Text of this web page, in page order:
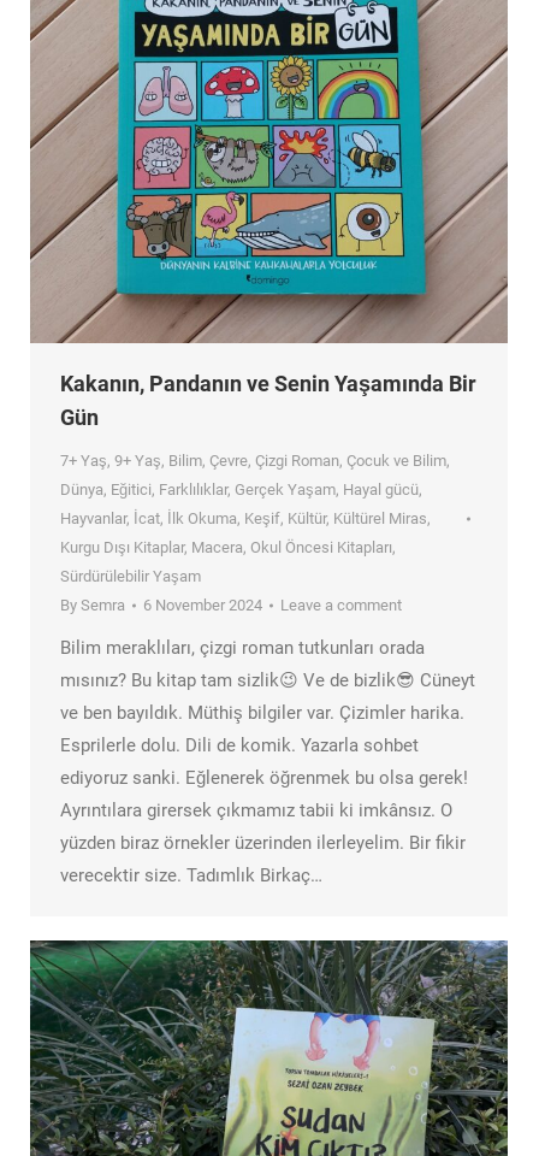
Kakanın, Pandanın ve Senin Yaşamında Bir
Gün
7+ Yaş, 9+ Yaş, Bilim, Çevre, Çizgi Roman, Çocuk ve Bilim,
Dünya, Eğitici, Farklılıklar, Gerçek Yaşam, Hayal gücü,
Hayvanlar, İcat, İlk Okuma, Keşif, Kültür, Kültürel Miras,
Kurgu Dışı Kitaplar, Macera, Okul Öncesi Kitapları,
Sürdürülebilir Yaşam
By Semra 6 November 2024 Leave a comment
Bilim meraklıları, çizgi roman tutkunları orada
mısınız? Bu kitap tam sizlik😉 Ve de bizlik😎 Cüneyt
ve ben bayıldık. Müthiş bilgiler var. Çizimler harika.
Esprilerle dolu. Dili de komik. Yazarla sohbet
ediyoruz sanki. Eğlenerek öğrenmek bu olsa gerek!
Ayrıntılara girersek çıkmamız tabii ki imkânsız. O
yüzden biraz örnekler üzerinden ilerleyelim. Bir fikir
verecektir size. Tadımlık Birkaç…